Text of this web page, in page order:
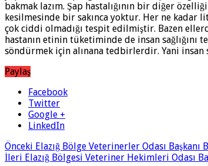
bakmak lazım. Şap hastalığının bir diğer
kesilmesinde bir sakınca yoktur. Her ne kadar
çok ciddi olmadığı tespit edilmiştir. Bazen
hastanın etinin tüketiminde de insan
söndürmek için alınana tedbirlerdir. Yani
Paylaş
Facebook
Twitter
Google +
LinkedIn
Önceki Elazığ Bölge Veterinerler Odası
İleri Elazığ Bölgesi Veteriner Hekimleri Odası